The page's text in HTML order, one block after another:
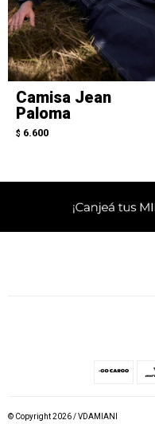
Camisa Jean
Paloma
$ 6.600
© Copyright 2026 / VDAMIANI